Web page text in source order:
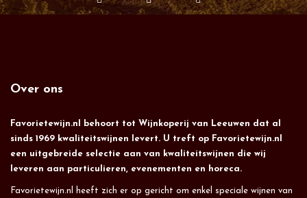
Over ons
Favorietewijn.nl behoort tot Wijnkoperij van Leeuwen dat al
sinds 1969 kwaliteitswijnen levert. U treft op Favorietewijn.nl
een uitgebreide selectie aan van kwaliteitswijnen die wij
leveren aan particulieren, evenementen en horeca.
Favorietewijn.nl heeft zich er op gericht om enkel speciale wijnen van